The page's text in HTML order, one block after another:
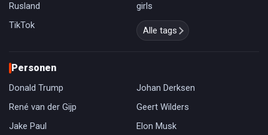
Rusland
girls
TikTok
Alle tags
Personen
Donald Trump
Johan Derksen
René van der Gijp
Geert Wilders
Jake Paul
Elon Musk